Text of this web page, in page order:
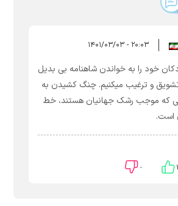
۲۰:۰۳ - ۱۴۰۱/۰۳/۰۳
خود را به خواندن شاهنامه بی بدیل
و ترغیب میکنیم. چنگ کشیدن به
که موجب رشک جهانیان هستند، خط
است.
۰